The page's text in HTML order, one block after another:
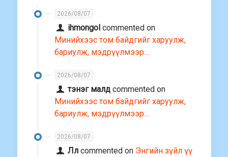
2026/08/07
ihmongol commented on
Минийхээс том байдгийг харуулж,
бариулж, мэдрүүлмээр…
2026/08/07
тэнэг малд commented on
Минийхээс том байдгийг харуулж,
бариулж, мэдрүүлмээр…
2026/08/07
Лл commented on Энгийн зүйл үү